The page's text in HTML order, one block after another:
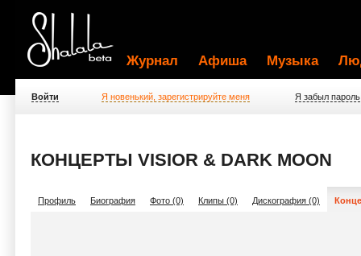
Журнал Афиша Музыка
Войти Я новенький, зарегистрируйте меня Я забыл пароль
КОНЦЕРТЫ VISIOR & DARK MOON
Профиль Биография Фото (0) Клипы (0) Дискография (0)